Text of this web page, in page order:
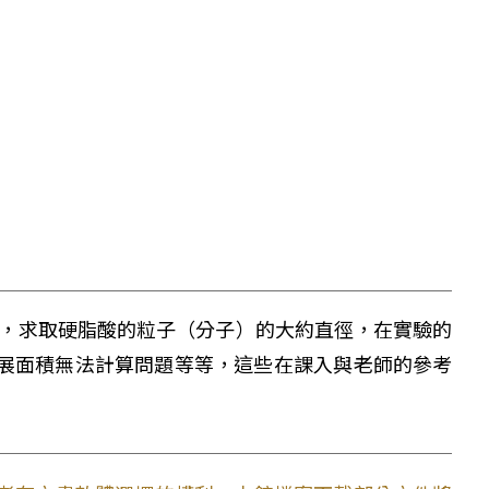
求取硬脂酸的粒子（分子）的大約直徑，在實驗的
積無法計算問題等等，這些在課入與老師的參考